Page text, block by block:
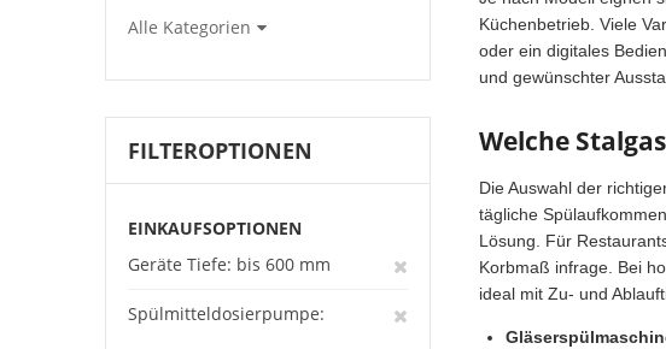
Küchenbetrieb. Viele
oder ein digitales
und gewünschter
Welche
Die Auswahl der
tägliche
Lösung. Für
Korbmaß infrage. Bei
ideal mit Zu- und
Alle Kategorien
FILTEROPTIONEN
EINKAUFSOPTIONEN
Geräte Tiefe bis 600 mm
Spülmitteldosierpumpe